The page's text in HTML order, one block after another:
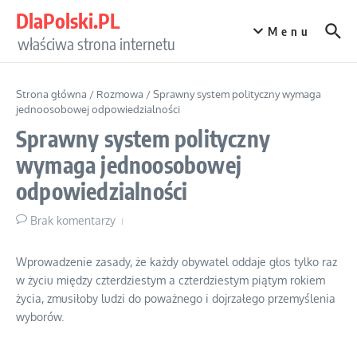
DlaPolski.PL
właściwa strona internetu
Menu
Strona główna / Rozmowa /Sprawny system polityczny wymaga
jednoosobowej odpowiedzialności
Sprawny system polityczny
wymaga jednoosobowej
odpowiedzialności
Brak komentarzy
Wprowadzenie zasady, że każdy obywatel oddaje głos tylko raz
w życiu między czterdziestym a czterdziestym piątym rokiem
życia, zmusiłoby ludzi do poważnego i dojrzałego przemyślenia
wyborów.